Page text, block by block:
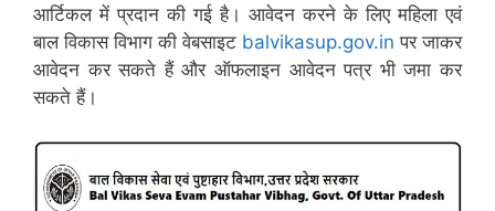
आर्टिकल में प्रदान की गई है। आवेदन करने के लिए महिला एवं
बाल विकास विभाग की वेबसाइट balvikasup.gov.in पर जाकर
आवेदन कर सकते हैं और ऑफलाइन आवेदन पत्र भी जमा कर
सकते हैं।